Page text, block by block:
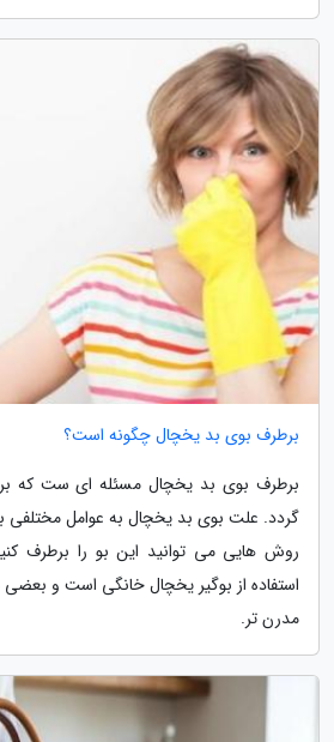
برطرف بوی بد یخچال چگونه است؟
برطرف بوی بد یخچال مسئله ای ست که
گردد. علت بوی بد یخچال به عوامل مختلفی
روش هایی می توانید این بو را برطرف
استفاده از بوگیر یخچال خانگی است و
مدرن تر.